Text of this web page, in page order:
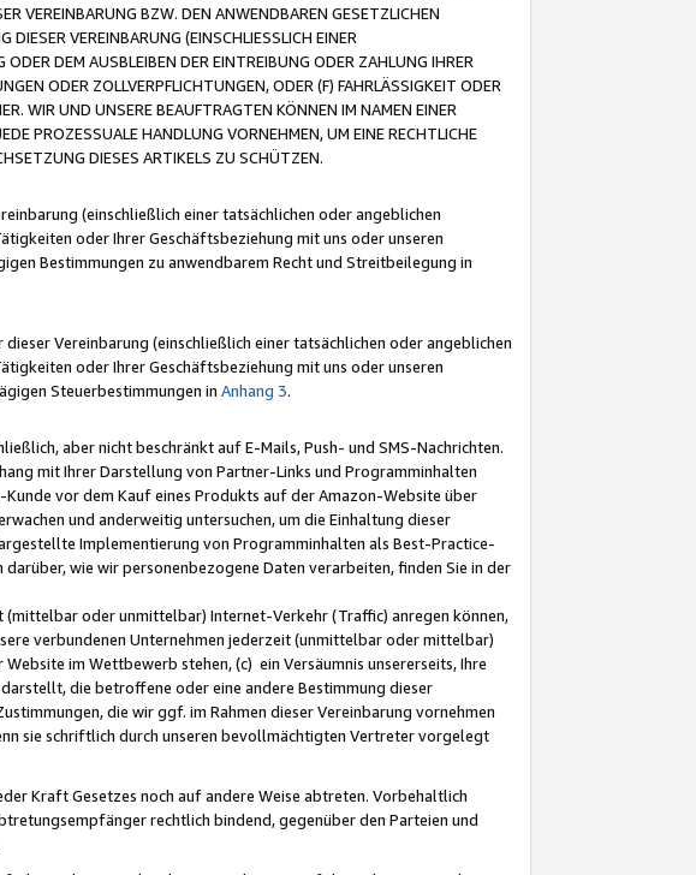
VEREINBARUNG BZW. DEN ANWENDBAREN GESETZLICHEN
VEREINBARUNG (EINSCHLIESSLICH EINER
DEM AUSBLEIBEN DER EINTREIBUNG ODER ZAHLUNG IHRER
ODER ZOLLVERPFLICHTUNGEN, ODER (F) FAHRLÄSSIGKEIT ODER
WIR UND UNSERE BEAUFTRAGTEN KÖNNEN IM NAMEN EINER
PROZESSUALE HANDLUNG VORNEHMEN, UM EINE RECHTLICHE
DIESES ARTIKELS ZU SCHÜTZEN.
(einschließlich einer tatsächlichen oder angeblichen
oder Ihrer Geschäftsbeziehung mit uns oder unseren
Bestimmungen zu anwendbarem Recht und Streitbeilegung in
Vereinbarung (einschließlich einer tatsächlichen oder angeblichen
oder Ihrer Geschäftsbeziehung mit uns oder unseren
Steuerbestimmungen in Anhang 3.
aber nicht beschränkt auf E-Mails, Push- und SMS-Nachrichten.
mit Ihrer Darstellung von Partner-Links und Programminhalten
vor dem Kauf eines Produkts auf der Amazon-Website über
und anderweitig untersuchen, um die Einhaltung dieser
Implementierung von Programminhalten als Best-Practice-
wie wir personenbezogene Daten verarbeiten, finden Sie in der
(mittelbar oder unmittelbar) Internet-Verkehr (Traffic) anregen können,
verbundenen Unternehmen jederzeit (unmittelbar oder mittelbar)
im Wettbewerb stehen, (c) ein Versäumnis unsererseits, Ihre
die betroffene oder eine andere Bestimmung dieser
die wir ggf. im Rahmen dieser Vereinbarung vornehmen
sie schriftlich durch unseren bevollmächtigten Vertreter vorgelegt
Kraft Gesetzes noch auf andere Weise abtreten. Vorbehaltlich
rechtlich bindend, gegenüber den Parteien und